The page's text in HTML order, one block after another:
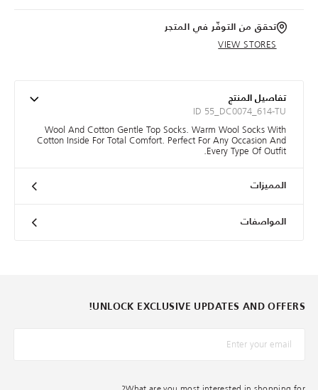
تحقق من التوفّر في المتجر
VIEW STORES
تفاصيل المنتج
ID 55_DC0074_614-TU
Wool And Cotton Gentle Top Socks. Warm Wool Socks With
Cotton Inside For Total Comfort. Perfect For Any Occasion And
Every Type Of Outfit.
المميزات
المواصفات
UNLOCK EXCLUSIVE UPDATES AND OFFERS!
*البريد الإلكترونيّ